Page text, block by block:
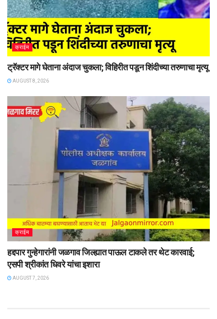
क्राईम
ट्रॅक्टर मागे घेताना अंदाज चुकला; विहिरीत पडून शिंदीच्या तरुणाचा मृत्यू
AUGUST 8, 2026
क्राईम
हद्दपार गुन्हेगारांनी जळगाव जिल्ह्यात पाऊल टाकले तर थेट कारवाई;
एसपी श्रीकांत धिवरे यांचा इशारा
AUGUST 7, 2026